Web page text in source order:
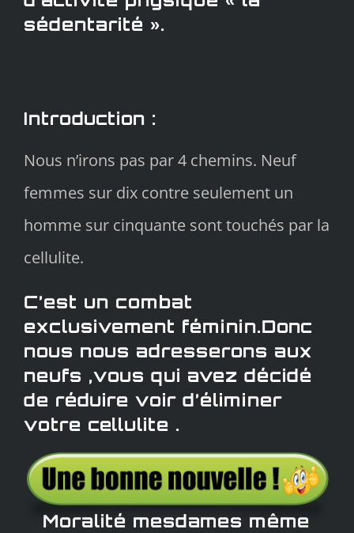
sédentarité ».
Introduction :
Nous n’irons pas par 4 chemins. Neuf
femmes sur dix contre seulement un
homme sur cinquante sont touchés par la
cellulite.
C’est un combat
exclusivement féminin.Donc
nous nous adresserons aux
neufs ,vous qui avez décidé
de réduire voir d’éliminer
votre cellulite .
Moralité mesdames même